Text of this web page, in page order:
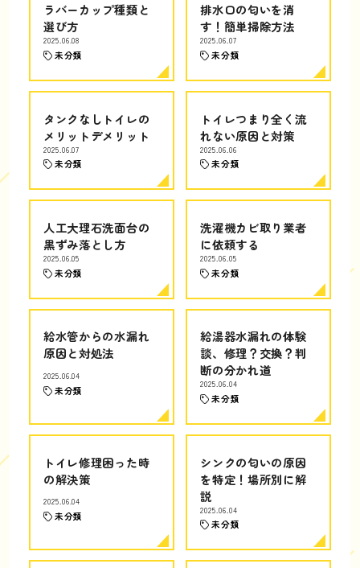
ラバーカップ種類と
選び方
2025.06.08
未分類
排水口の匂いを消
す！簡単掃除方法
2025.06.07
未分類
タンクなしトイレの
メリットデメリット
2025.06.07
未分類
トイレつまり全く流
れない原因と対策
2025.06.06
未分類
人工大理石洗面台の
黒ずみ落とし方
2025.06.05
未分類
洗濯機カビ取り業者
に依頼する
2025.06.05
未分類
給水管からの水漏れ
原因と対処法
2025.06.04
未分類
給湯器水漏れの体験
談、修理？交換？判
断の分かれ道
2025.06.04
未分類
トイレ修理困った時
の解決策
2025.06.04
未分類
シンクの匂いの原因
を特定！場所別に解
説
2025.06.04
未分類